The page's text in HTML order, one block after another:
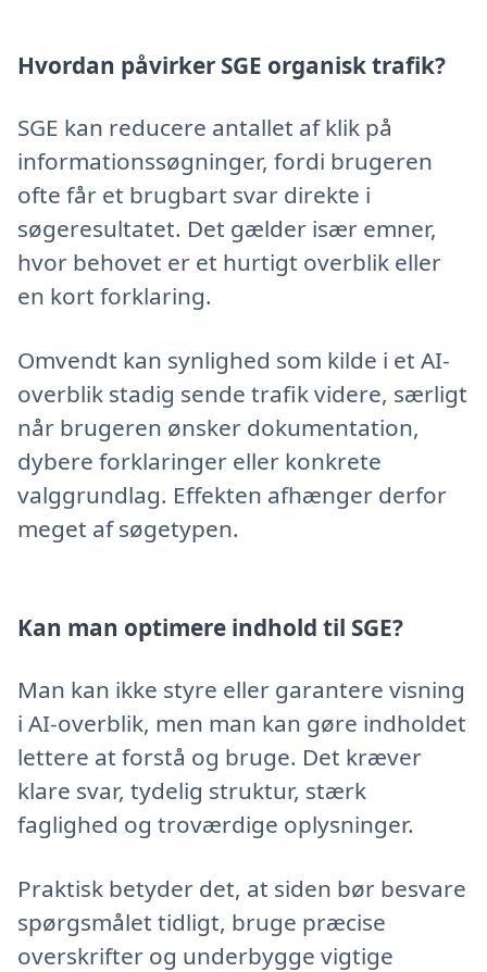
Hvordan påvirker SGE organisk trafik?
SGE kan reducere antallet af klik på
informationssøgninger, fordi brugeren
ofte får et brugbart svar direkte i
søgeresultatet. Det gælder især emner,
hvor behovet er et hurtigt overblik eller
en kort forklaring.
Omvendt kan synlighed som kilde i et AI-
overblik stadig sende trafik videre, særligt
når brugeren ønsker dokumentation,
dybere forklaringer eller konkrete
valggrundlag. Effekten afhænger derfor
meget af søgetypen.
Kan man optimere indhold til SGE?
Man kan ikke styre eller garantere visning
i AI-overblik, men man kan gøre indholdet
lettere at forstå og bruge. Det kræver
klare svar, tydelig struktur, stærk
faglighed og troværdige oplysninger.
Praktisk betyder det, at siden bør besvare
spørgsmålet tidligt, bruge præcise
overskrifter og underbygge vigtige